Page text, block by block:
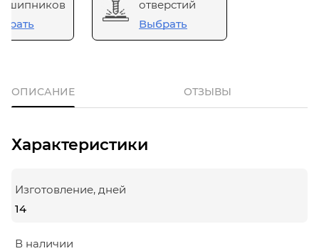
отверстий
Выбрать
ОПИСАНИЕ ОТЗЫВЫ
Характеристики
Изготовление, дней
14
В наличии